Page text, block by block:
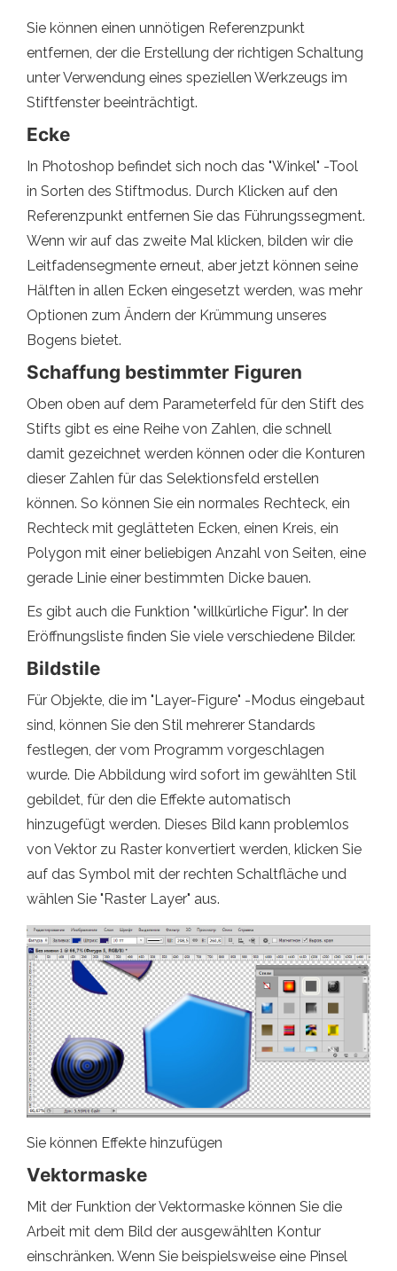
Sie können einen unnötigen Referenzpunkt
entfernen, der die Erstellung der richtigen Schaltung
unter Verwendung eines speziellen Werkzeugs im
Stiftfenster beeinträchtigt.
Ecke
In Photoshop befindet sich noch das "Winkel" -Tool
in Sorten des Stiftmodus. Durch Klicken auf den
Referenzpunkt entfernen Sie das Führungssegment.
Wenn wir auf das zweite Mal klicken, bilden wir die
Leitfadensegmente erneut, aber jetzt können seine
Hälften in allen Ecken eingesetzt werden, was mehr
Optionen zum Ändern der Krümmung unseres
Bogens bietet.
Schaffung bestimmter Figuren
Oben oben auf dem Parameterfeld für den Stift des
Stifts gibt es eine Reihe von Zahlen, die schnell
damit gezeichnet werden können oder die Konturen
dieser Zahlen für das Selektionsfeld erstellen
können. So können Sie ein normales Rechteck, ein
Rechteck mit geglätteten Ecken, einen Kreis, ein
Polygon mit einer beliebigen Anzahl von Seiten, eine
gerade Linie einer bestimmten Dicke bauen.
Es gibt auch die Funktion "willkürliche Figur". In der
Eröffnungsliste finden Sie viele verschiedene Bilder.
Bildstile
Für Objekte, die im "Layer-Figure" -Modus eingebaut
sind, können Sie den Stil mehrerer Standards
festlegen, der vom Programm vorgeschlagen
wurde. Die Abbildung wird sofort im gewählten Stil
gebildet, für den die Effekte automatisch
hinzugefügt werden. Dieses Bild kann problemlos
von Vektor zu Raster konvertiert werden, klicken Sie
auf das Symbol mit der rechten Schaltfläche und
wählen Sie "Raster Layer" aus.
Sie können Effekte hinzufügen
Vektormaske
Mit der Funktion der Vektormaske können Sie die
Arbeit mit dem Bild der ausgewählten Kontur
einschränken. Wenn Sie beispielsweise eine Pinsel